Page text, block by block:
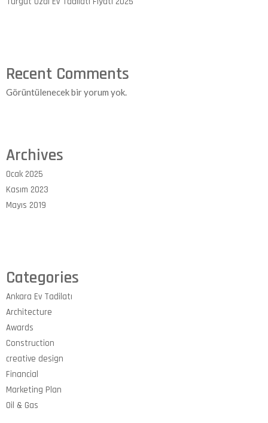
Recent Comments
Görüntülenecek bir yorum yok.
Archives
Ocak 2025
Kasım 2023
Mayıs 2019
Categories
Ankara Ev Tadilatı
Architecture
Awards
Construction
creative design
Financial
Marketing Plan
Oil & Gas